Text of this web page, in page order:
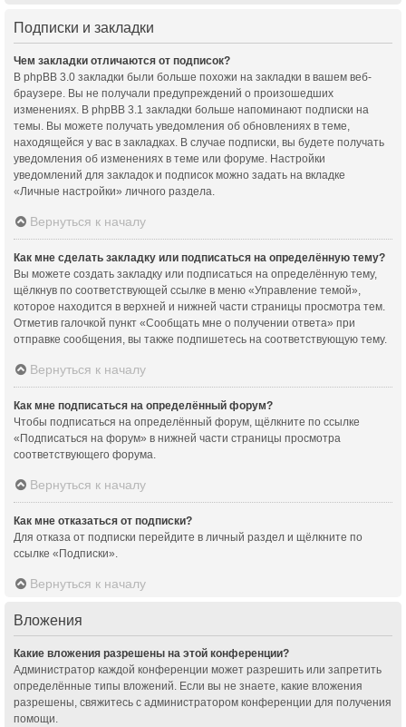
Подписки и закладки
Чем закладки отличаются от подписок?
В phpBB 3.0 закладки были больше похожи на закладки в вашем веб-
браузере. Вы не получали предупреждений о произошедших
изменениях. В phpBB 3.1 закладки больше напоминают подписки на
темы. Вы можете получать уведомления об обновлениях в теме,
находящейся у вас в закладках. В случае подписки, вы будете получать
уведомления об изменениях в теме или форуме. Настройки
уведомлений для закладок и подписок можно задать на вкладке
«Личные настройки» личного раздела.
Вернуться к началу
Как мне сделать закладку или подписаться на определённую тему?
Вы можете создать закладку или подписаться на определённую тему,
щёлкнув по соответствующей ссылке в меню «Управление темой»,
которое находится в верхней и нижней части страницы просмотра тем.
Отметив галочкой пункт «Сообщать мне о получении ответа» при
отправке сообщения, вы также подпишетесь на соответствующую тему.
Вернуться к началу
Как мне подписаться на определённый форум?
Чтобы подписаться на определённый форум, щёлкните по ссылке
«Подписаться на форум» в нижней части страницы просмотра
соответствующего форума.
Вернуться к началу
Как мне отказаться от подписки?
Для отказа от подписки перейдите в личный раздел и щёлкните по
ссылке «Подписки».
Вернуться к началу
Вложения
Какие вложения разрешены на этой конференции?
Администратор каждой конференции может разрешить или запретить
определённые типы вложений. Если вы не знаете, какие вложения
разрешены, свяжитесь с администратором конференции для получения
помощи.